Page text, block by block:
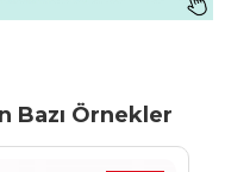
Bazı Örnekler